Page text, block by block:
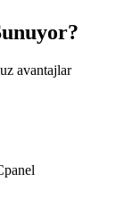
avantajlar